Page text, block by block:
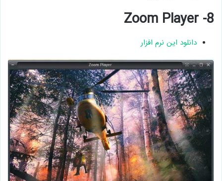
8- Zoom Player
دانلود این نرم افزار